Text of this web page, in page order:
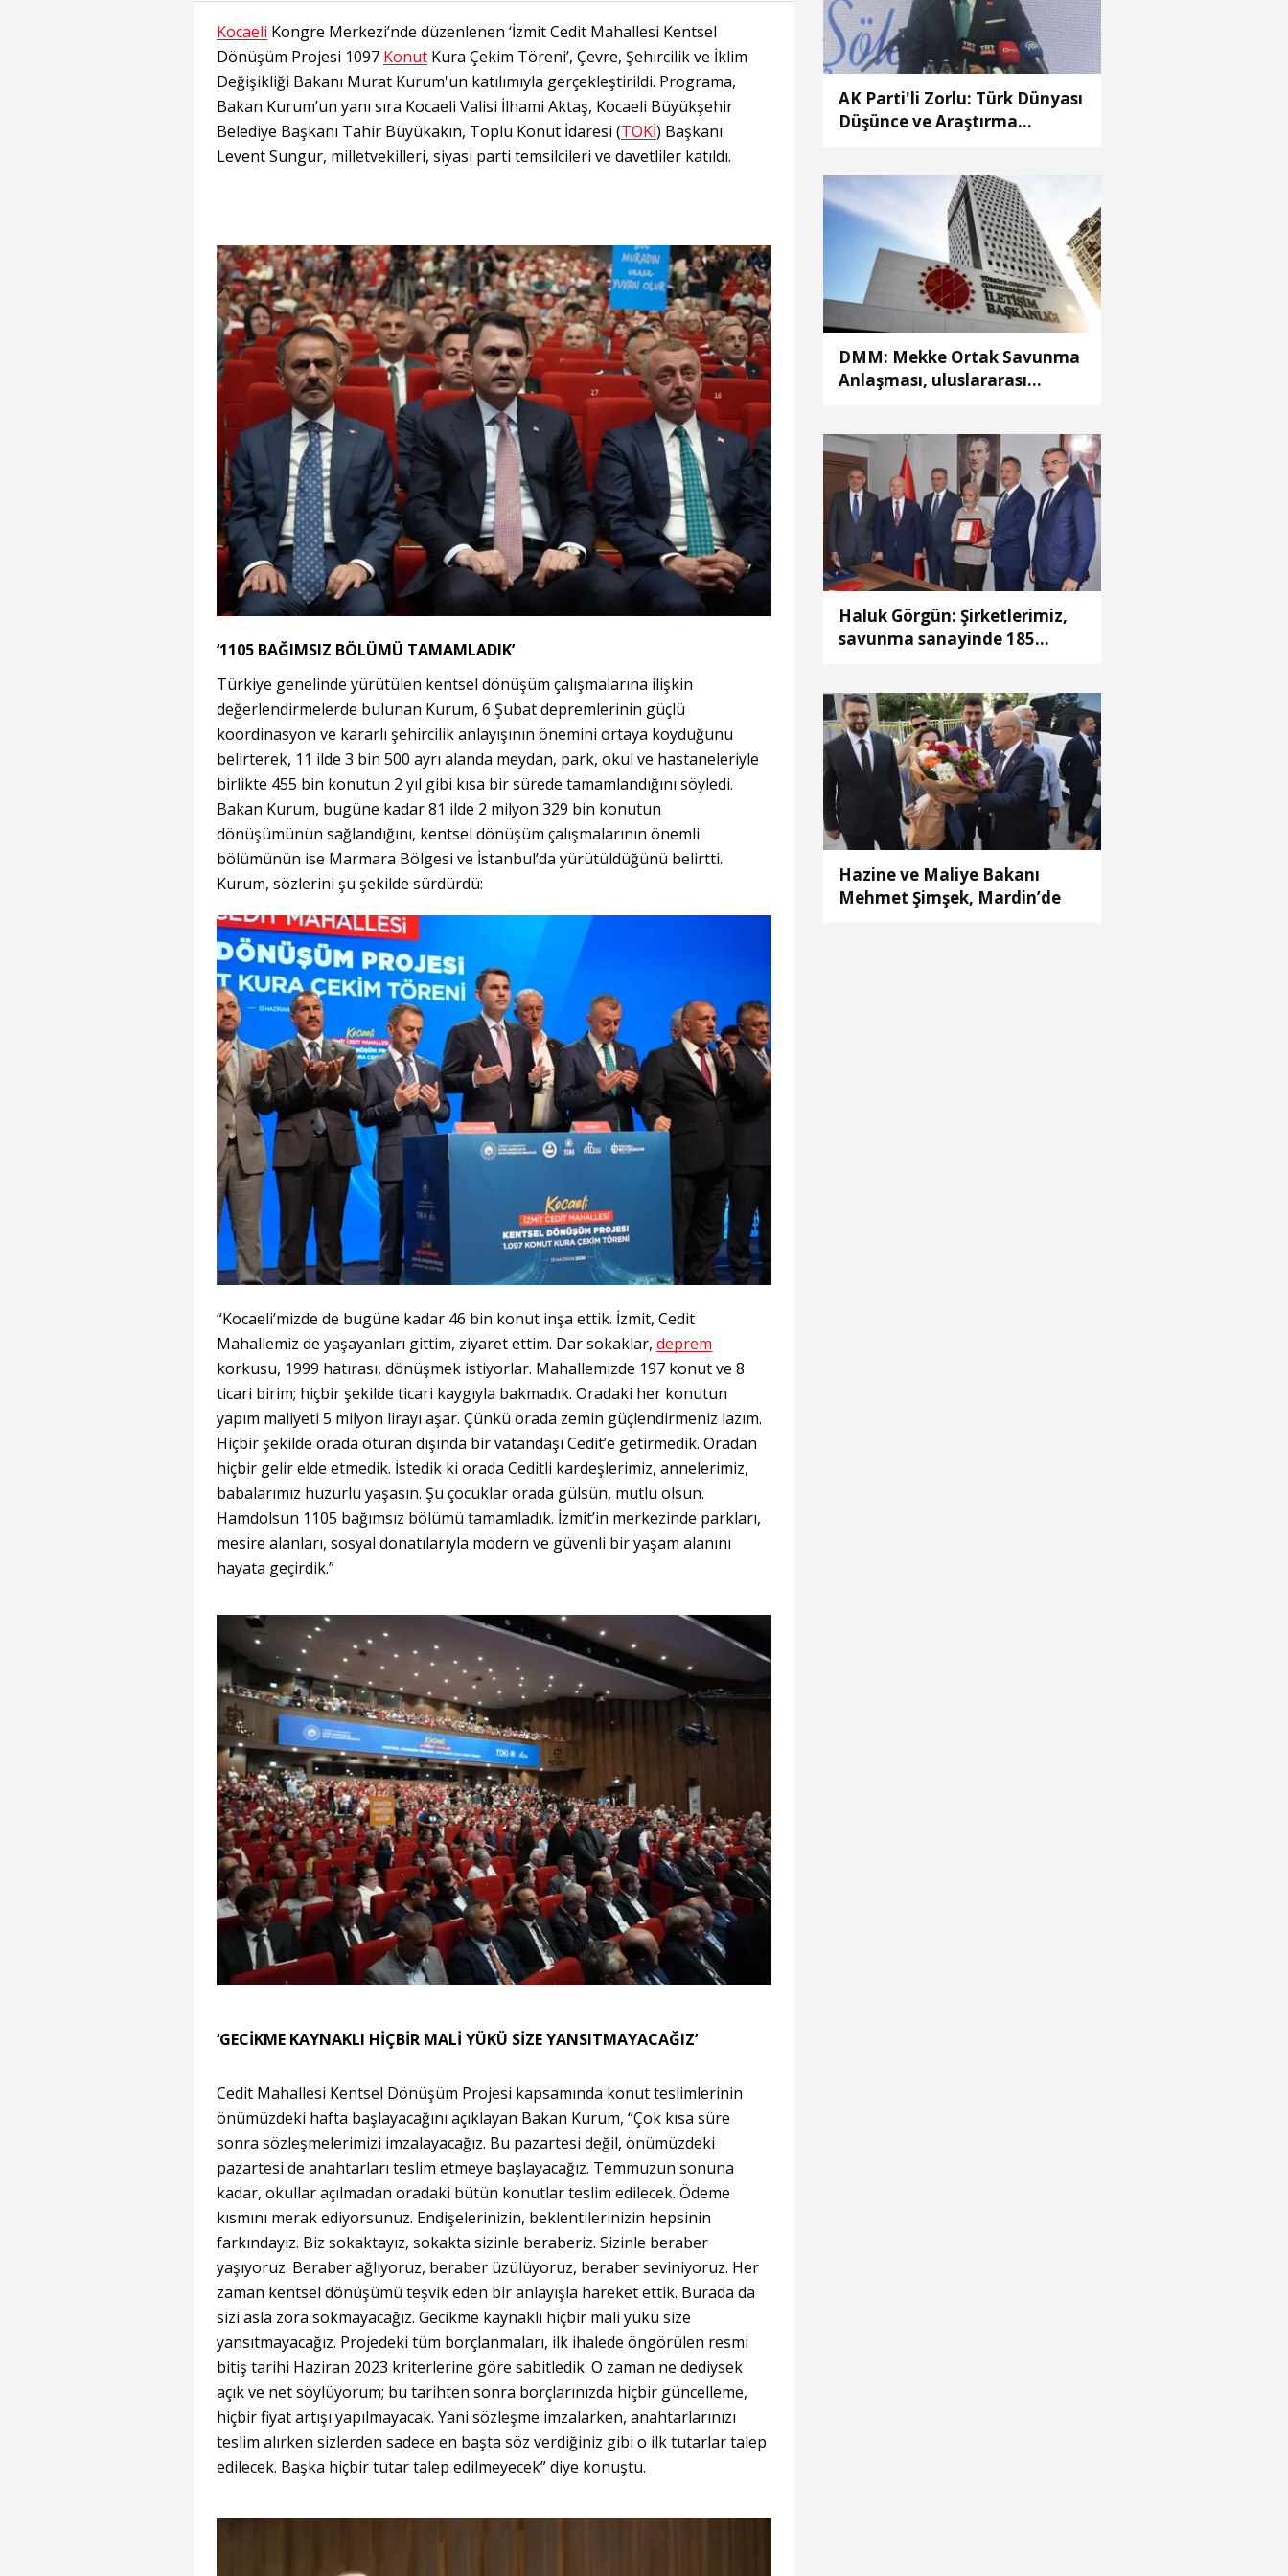
Kocaeli Kongre Merkezi’nde düzenlenen ‘İzmit Cedit Mahallesi Kentsel
Dönüşüm Projesi 1097 Konut Kura Çekim Töreni’, Çevre, Şehircilik ve İklim
Değişikliği Bakanı Murat Kurum'un katılımıyla gerçekleştirildi. Programa,
Bakan Kurum’un yanı sıra Kocaeli Valisi İlhami Aktaş, Kocaeli Büyükşehir
Belediye Başkanı Tahir Büyükakın, Toplu Konut İdaresi (TOKİ) Başkanı
Levent Sungur, milletvekilleri, siyasi parti temsilcileri ve davetliler katıldı.
‘1105 BAĞIMSIZ BÖLÜMÜ TAMAMLADIK’
Türkiye genelinde yürütülen kentsel dönüşüm çalışmalarına ilişkin
değerlendirmelerde bulunan Kurum, 6 Şubat depremlerinin güçlü
koordinasyon ve kararlı şehircilik anlayışının önemini ortaya koyduğunu
belirterek, 11 ilde 3 bin 500 ayrı alanda meydan, park, okul ve hastaneleriyle
birlikte 455 bin konutun 2 yıl gibi kısa bir sürede tamamlandığını söyledi.
Bakan Kurum, bugüne kadar 81 ilde 2 milyon 329 bin konutun
dönüşümünün sağlandığını, kentsel dönüşüm çalışmalarının önemli
bölümünün ise Marmara Bölgesi ve İstanbul’da yürütüldüğünü belirtti.
Kurum, sözlerini şu şekilde sürdürdü:
“Kocaeli’mizde de bugüne kadar 46 bin konut inşa ettik. İzmit, Cedit
Mahallemiz de yaşayanları gittim, ziyaret ettim. Dar sokaklar, deprem
korkusu, 1999 hatırası, dönüşmek istiyorlar. Mahallemizde 197 konut ve 8
ticari birim; hiçbir şekilde ticari kaygıyla bakmadık. Oradaki her konutun
yapım maliyeti 5 milyon lirayı aşar. Çünkü orada zemin güçlendirmeniz lazım.
Hiçbir şekilde orada oturan dışında bir vatandaşı Cedit’e getirmedik. Oradan
hiçbir gelir elde etmedik. İstedik ki orada Ceditli kardeşlerimiz, annelerimiz,
babalarımız huzurlu yaşasın. Şu çocuklar orada gülsün, mutlu olsun.
Hamdolsun 1105 bağımsız bölümü tamamladık. İzmit’in merkezinde parkları,
mesire alanları, sosyal donatılarıyla modern ve güvenli bir yaşam alanını
hayata geçirdik.”
‘GECİKME KAYNAKLI HİÇBİR MALİ YÜKÜ SİZE YANSITMAYACAĞIZ’
Cedit Mahallesi Kentsel Dönüşüm Projesi kapsamında konut teslimlerinin
önümüzdeki hafta başlayacağını açıklayan Bakan Kurum, “Çok kısa süre
sonra sözleşmelerimizi imzalayacağız. Bu pazartesi değil, önümüzdeki
pazartesi de anahtarları teslim etmeye başlayacağız. Temmuzun sonuna
kadar, okullar açılmadan oradaki bütün konutlar teslim edilecek. Ödeme
kısmını merak ediyorsunuz. Endişelerinizin, beklentilerinizin hepsinin
farkındayız. Biz sokaktayız, sokakta sizinle beraberiz. Sizinle beraber
yaşıyoruz. Beraber ağlıyoruz, beraber üzülüyoruz, beraber seviniyoruz. Her
zaman kentsel dönüşümü teşvik eden bir anlayışla hareket ettik. Burada da
sizi asla zora sokmayacağız. Gecikme kaynaklı hiçbir mali yükü size
yansıtmayacağız. Projedeki tüm borçlanmaları, ilk ihalede öngörülen resmi
bitiş tarihi Haziran 2023 kriterlerine göre sabitledik. O zaman ne dediysek
açık ve net söylüyorum; bu tarihten sonra borçlarınızda hiçbir güncelleme,
hiçbir fiyat artışı yapılmayacak. Yani sözleşme imzalarken, anahtarlarınızı
teslim alırken sizlerden sadece en başta söz verdiğiniz gibi o ilk tutarlar talep
edilecek. Başka hiçbir tutar talep edilmeyecek” diye konuştu.
AK Parti'li Zorlu: Türk Dünyası
Düşünce ve Araştırma
DMM: Mekke Ortak Savunma
Anlaşması, uluslararası
Haluk Görgün: Şirketlerimiz,
savunma sanayinde 185
Hazine ve Maliye Bakanı
Mehmet Şimşek, Mardin’de